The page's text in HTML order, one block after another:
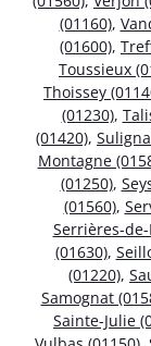
(01160),
(01600),
Toussieux
Thoissey
(01230),
(01420),
Montagne
(01250),
(01560),
Serrières-
(01630),
(01220),
Samognat
Sainte-Julie